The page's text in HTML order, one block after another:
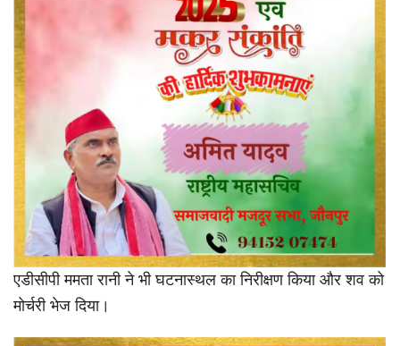
एडीसीपी ममता रानी ने भी घटनास्थल का निरीक्षण किया और शव को
मोर्चरी भेज दिया।